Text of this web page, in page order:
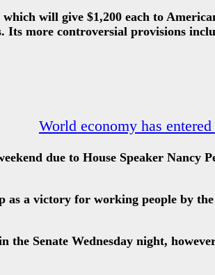
will give $1,200 each to
Its more controversial provisions
World economy has
due to House Speaker Nancy
as a victory for working people by
the Senate Wednesday night,